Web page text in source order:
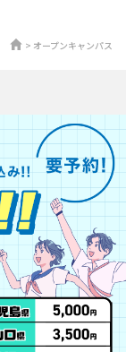
オープンキャンパス